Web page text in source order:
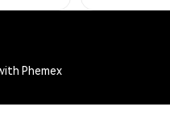
Phemex